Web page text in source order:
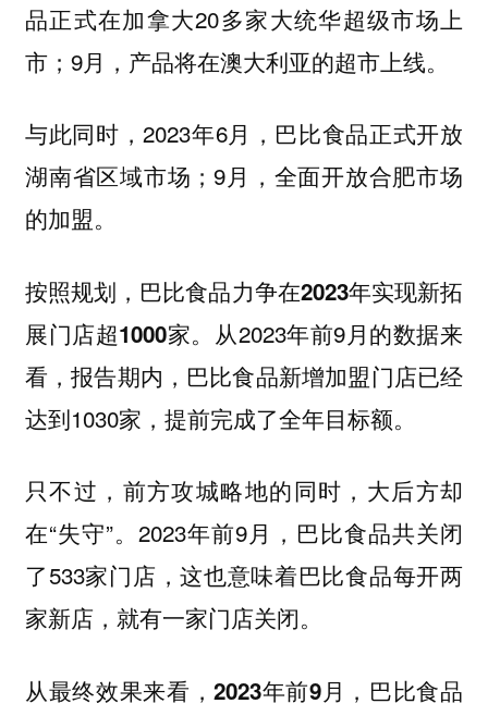
品正式在加拿大20多家大统华超级市场上
市；9月，产品将在澳大利亚的超市上线。
与此同时，2023年6月，巴比食品正式开放
湖南省区域市场；9月，全面开放合肥市场
的加盟。
按照规划，巴比食品力争在2023年实现新拓
展门店超1000家。
从2023年前9月的数据来
看，报告期内，巴比食品新增加盟门店已经
达到1030家，提前完成了全年目标额。
只不过，前方攻城略地的同时，大后方却
在“失守”。2023年前9月，巴比食品共关闭
了533家门店，这也意味着巴比食品每开两
家新店，就有一家门店关闭。
从最终效果来看，2023年前9月，巴比食品